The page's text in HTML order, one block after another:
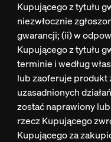
Kupującego z tytułu
niezwłocznie
gwarancji; (ii) w
Kupującego z tytułu
terminie i według
lub zaoferuje produkt
uzasadnionych
zostać naprawiony
rzecz Kupującego
Kupującego za